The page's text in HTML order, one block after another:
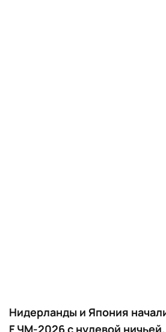
Нидерланды и Япония
F ЧМ-2026 с нулевой